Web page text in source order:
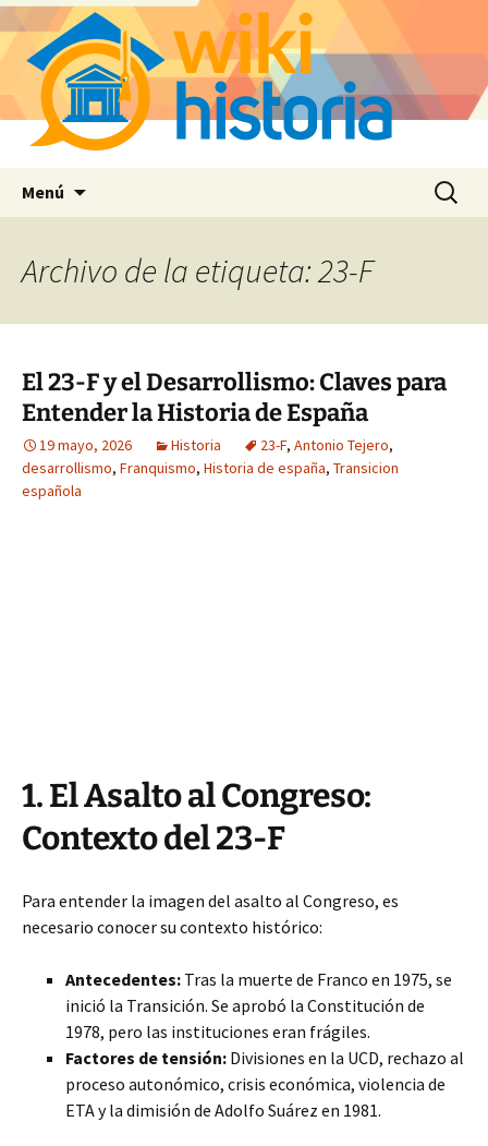
Menú Buscar:
Archivo de la etiqueta: 23-F
El 23-F y el Desarrollismo: Claves para
Entender la Historia de España
19 mayo, 2026 Historia 23-F, Antonio Tejero,
desarrollismo, Franquismo, Historia de españa, Transicion
española
1. El Asalto al Congreso:
Contexto del 23-F
Para entender la imagen del asalto al Congreso, es
necesario conocer su contexto histórico:
Antecedentes: Tras la muerte de Franco en 1975, se
inició la Transición. Se aprobó la Constitución de
1978, pero las instituciones eran frágiles.
Factores de tensión: Divisiones en la UCD, rechazo al
proceso autonómico, crisis económica, violencia de
ETA y la dimisión de Adolfo Suárez en 1981.